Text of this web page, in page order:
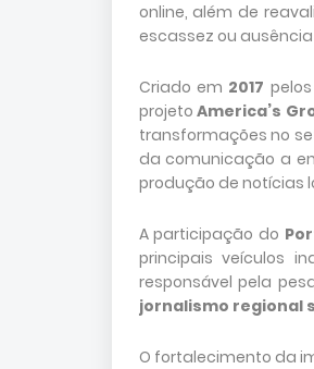
online, além de
escassez ou
Criado em 2017
projetoAmerica’s
transformações no
da comunicação a
produção de notícias
A participação do
principais veículos
responsável pela
jornalismo regional
O fortalecimento da